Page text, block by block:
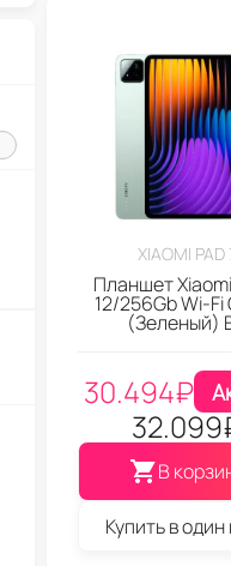
XIAOMI PAD
Планшет
12/256Gb Wi-Fi
(Зеленый)
30.494₽
32.099
В
Купить в один